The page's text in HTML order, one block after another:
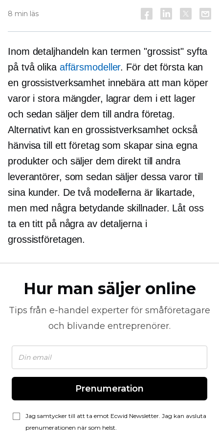
8 min läs
Inom detaljhandeln kan termen "grossist" syfta
på två olika affärsmodeller. För det första kan
en grossistverksamhet innebära att man köper
varor i stora mängder, lagrar dem i ett lager
och sedan säljer dem till andra företag.
Alternativt kan en grossistverksamhet också
hänvisa till ett företag som skapar sina egna
produkter och säljer dem direkt till andra
leverantörer, som sedan säljer dessa varor till
sina kunder. De två modellerna är likartade,
men med några betydande skillnader. Låt oss
ta en titt på några av detaljerna i
grossistföretagen.
Hur man säljer online
Tips från e-handel experter för småföretagare
och blivande entreprenörer.
Prenumeration
Jag samtycker till att ta emot Ecwid Newsletter. Jag kan avsluta
prenumerationen när som helst.